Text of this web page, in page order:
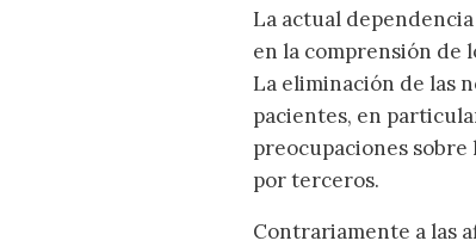
La actual
en la comprensión de
La eliminación de las
pacientes, en
preocupaciones
por terceros.
Contrariamente a las